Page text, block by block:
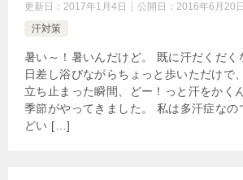
更新日： 2017年1月4日 公開日： 2016年6月20日
汗対策
暑い～！暑いんだけど。 既に汗だくだく
日差し浴びながらちょっと歩いただけで
立ち止まった瞬間、どー！っと汗をかく
季節がやってきました。 私は多汗症なの
どい […]